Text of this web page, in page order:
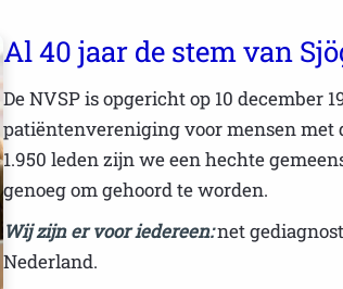
Al 40 jaar de stem van
De NVSP is opgericht op 10 december
patiëntenvereniging voor mensen met
1.950 leden zijn we een hechte
genoeg om gehoord te worden.
Wij zijn er voor iedereen:net
Nederland.